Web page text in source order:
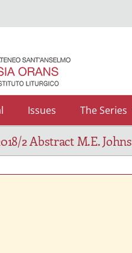
Issues The Series
2 Abstract M.E.